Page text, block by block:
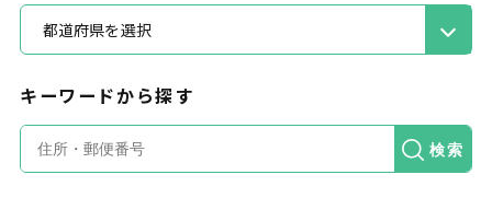
都道府県を選択
キーワードから探す
検索